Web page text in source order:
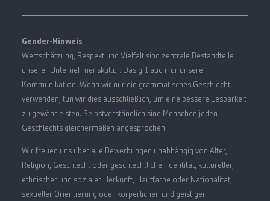
Gender-Hinweis
Wertschätzung, Respekt und Vielfalt sind zentrale Bestandteile
unserer Unternehmenskultur. Das gilt auch für unsere
Kommunikation. Wenn wir nur ein grammatisches Geschlecht
verwenden, tun wir dies ausschließlich, um eine bessere Lesbarkeit
zu gewährleisten. Selbstverständlich sind Menschen jeden
Geschlechts gleichermaßen angesprochen.
Wir freuen uns über alle Bewerbungen unabhängig von Alter,
Religion, Geschlecht oder geschlechtlicher Identität, kultureller,
ethnischer und sozialer Herkunft, Hautfarbe oder Nationalität,
sexueller Orientierung oder körperlichen und geistigen